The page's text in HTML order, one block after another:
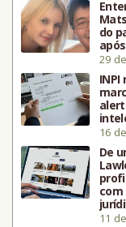
do
29
INPI
16
De
com
11